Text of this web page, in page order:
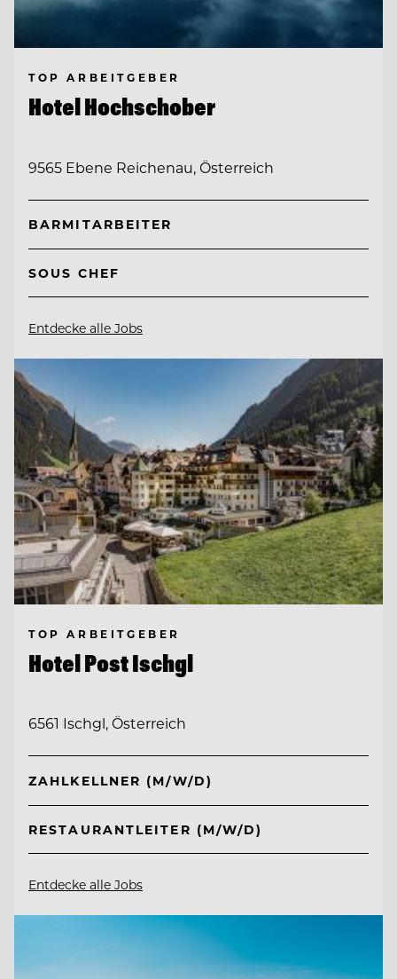
TOP ARBEITGEBER
Hotel Hochschober
9565 Ebene Reichenau, Österreich
BARMITARBEITER
SOUS CHEF
Entdecke alle Jobs
TOP ARBEITGEBER
Hotel Post Ischgl
6561 Ischgl, Österreich
ZAHLKELLNER (M/W/D)
RESTAURANTLEITER (M/W/D)
Entdecke alle Jobs